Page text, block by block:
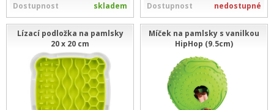
Dostupnost skladem Dostupnost nedostupné
Lízací podložka na pamlsky
20 x 20 cm
Míček na pamlsky s vanilkou
HipHop (9.5cm)